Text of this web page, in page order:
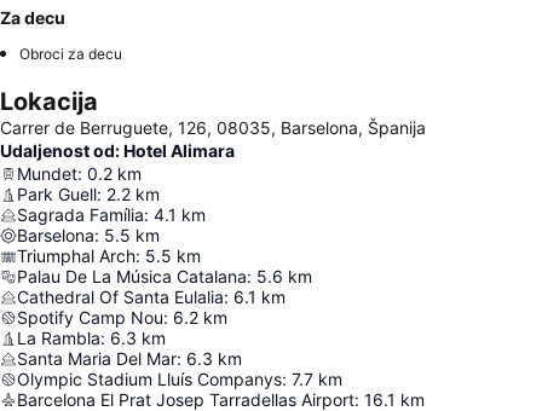
Za decu
Obroci za decu
Lokacija
Carrer de Berruguete, 126, 08035, Barselona, Španija
Udaljenost od: Hotel Alimara
Mundet: 0.2 km
Park Guell: 2.2 km
Sagrada Família: 4.1 km
Barselona: 5.5 km
Triumphal Arch: 5.5 km
Palau De La Música Catalana: 5.6 km
Cathedral Of Santa Eulalia: 6.1 km
Spotify Camp Nou: 6.2 km
La Rambla: 6.3 km
Santa Maria Del Mar: 6.3 km
Olympic Stadium Lluís Companys: 7.7 km
Barcelona El Prat Josep Tarradellas Airport: 16.1 km